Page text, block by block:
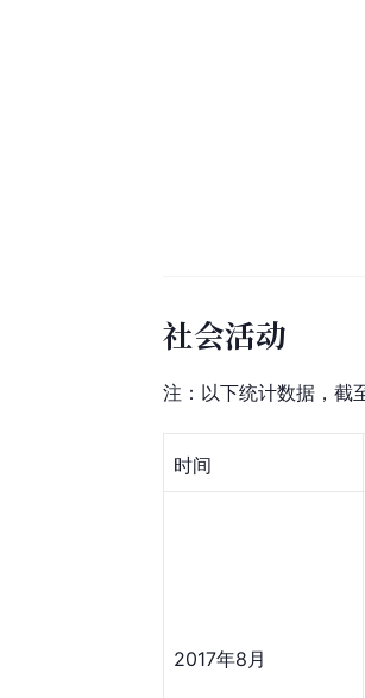
社会活动
注：以下统计数据，截
时间
2017年8月